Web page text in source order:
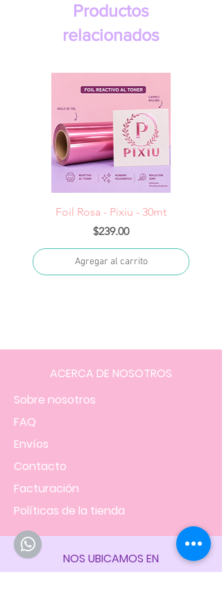
Productos
relacionados
Foil Rosa - Pixiu - 30mt
Precio
$239.00
Agregar al carrito
ACERCA DE NOSOTROS
Sobre nosotros
FAQ
Envíos
Contacto
Facturación
Políticas de la tienda
NOS UBICAMOS EN